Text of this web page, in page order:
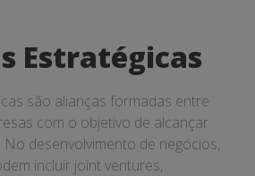
Estratégicas
são alianças formadas entre
com o objetivo de alcançar
desenvolvimento de negócios,
incluir joint ventures,